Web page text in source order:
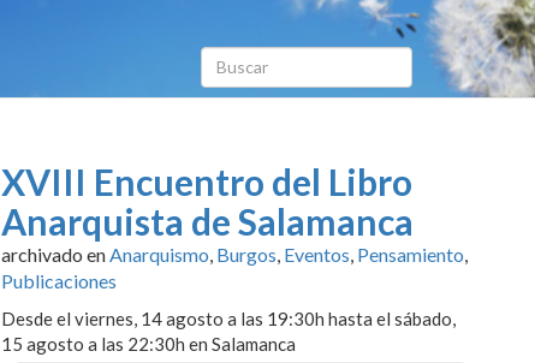
XVIII Encuentro del Libro
Anarquista de Salamanca
archivado enAnarquismo, Burgos, Eventos, Pensamiento,
Publicaciones
Desde el viernes, 14 agosto a las 19:30h hasta el sábado,
15 agosto a las 22:30h en Salamanca